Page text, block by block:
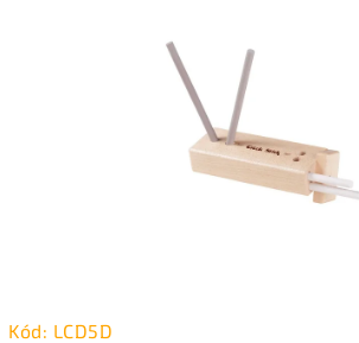
Kód: LCD5D